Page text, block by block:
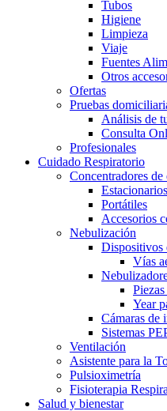
Tubos
Higiene
Limpieza
Viaje
Fuentes
Otros
Ofertas
Pruebas
Análisis de
Consulta
Profesionales
Cuidado Respiratorio
Concentradores
Estacionarios
Portátiles
Accesorios
Nebulización
Dispositivos
Vías
Year
Cámaras de
Sistemas
Ventilación
Asistente para la
Pulsioximetría
Fisioterapia
Salud y bienestar